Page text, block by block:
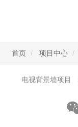
首页 项目中心
电视背景墙项目